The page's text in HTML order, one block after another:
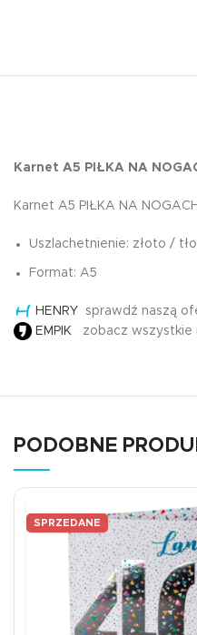
Karnet A5 PIŁKA NA
Karnet A5 PIŁKA NA
Uszlachetnienie: złoto /
Format: A5
HENRY sprawdź naszą
EMPIK zobacz wszystkie
PODOBNE
SPRZEDANE